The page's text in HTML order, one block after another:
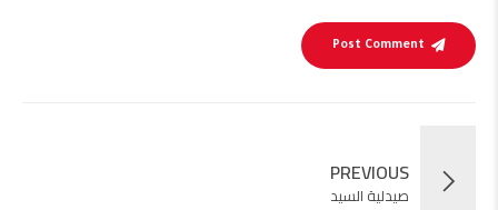
Post Comment
PREVIOUS
صيدلية السيد